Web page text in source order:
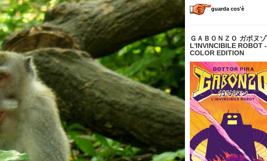
guarda cos'è
ＧＡＢＯＮＺＯ ガボヌゾ
L'INVINCIBILE ROBOT -
COLOR EDITION